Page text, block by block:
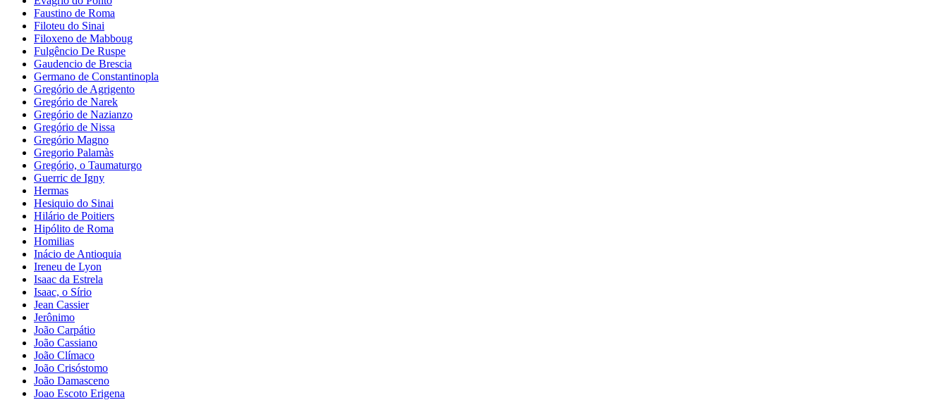
Faustino de Roma
Filoteu do Sinai
Filoxeno de Mabboug
Fulgêncio De Ruspe
Gaudencio de Brescia
Germano de Constantinopla
Gregório de Agrigento
Gregório de Narek
Gregório de Nazianzo
Gregório de Nissa
Gregório Magno
Gregorio Palamàs
Gregório, o Taumaturgo
Guerric de Igny
Hermas
Hesiquio do Sinai
Hilário de Poitiers
Hipólito de Roma
Homilias
Inácio de Antioquia
Ireneu de Lyon
Isaac da Estrela
Isaac, o Sírio
Jean Cassier
Jerônimo
João Carpátio
João Cassiano
João Clímaco
João Crisóstomo
João Damasceno
Joao Escoto Erigena